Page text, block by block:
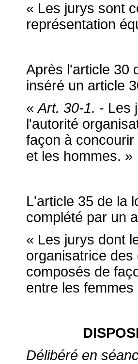
« Les jurys sont
représentation
Après l'article 30
inséré un article
«Art. 30-1. - Les
l'autorité
façon à
et les hommes. »
L'article 35 de la
complété par un
« Les jurys dont
organisatrice
composés de
entre les
Délibéré en